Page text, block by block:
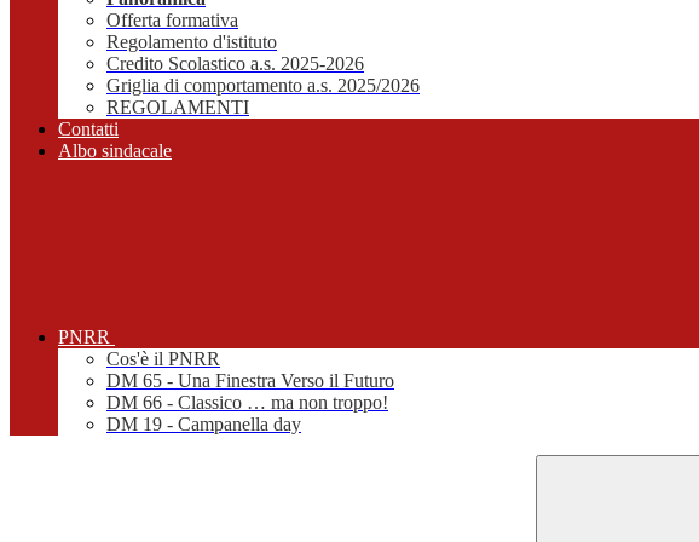
Offerta formativa
Regolamento d'istituto
Credito Scolastico a.s. 2025-2026
Griglia di comportamento a.s. 2025/2026
REGOLAMENTI
Contatti
Albo sindacale
PNRR
Cos'è il PNRR
DM 65 - Una Finestra Verso il Futuro
DM 66 - Classico … ma non troppo!
DM 19 - Campanella day